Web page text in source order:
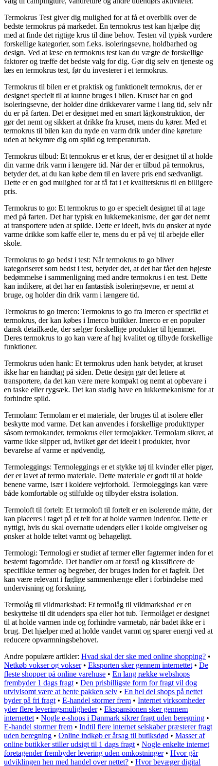
Termokrus Test giver dig mulighed for at få et overblik over de
bedste termokrus på markedet. En termokrus test kan hjælpe dig
med at finde det rigtige krus til dine behov. Testen vil typisk vurdere
forskellige kategorier, som f.eks. isoleringsevne, holdbarhed og
design. Ved at læse en termokrus test kan du vægte de forskellige
faktorer og træffe det bedste valg for dig. Gør dig selv en tjeneste og
læs en termokrus test, før du investerer i et termokrus.
Termokrus til bilen er et praktisk og funktionelt termokrus, der er
designet specielt til at kunne bruges i bilen. Kruset har en god
isoleringsevne, der holder dine drikkevarer varme i lang tid, selv når
du er på farten. Det er designet med en smart lågkonstruktion, der
gør det nemt og sikkert at drikke fra kruset, mens du kører. Med et
termokrus til bilen kan du nyde en varm drik under dine køreture
uden at bekymre dig om spild og temperaturtab.
Termokrus tilbud: Et termokrus er et krus, der er designet til at holde
din varme drik varm i længere tid. Når der er tilbud på termokrus,
betyder det, at du kan købe dem til en lavere pris end sædvanligt.
Dette er en god mulighed for at få fat i et kvalitetskrus til en billigere
pris.
Termokrus to go: Et termokrus to go er specielt designet til at tage
med på farten. Det har typisk en lukkemekanisme, der gør det nemt
at transportere uden at spilde. Dette er ideelt, hvis du ønsker at nyde
varme drikke som kaffe eller te, mens du er på vej til arbejde eller
skole.
Termokrus to go bedst i test: Når termokrus to go bliver
kategoriseret som bedst i test, betyder det, at det har fået den højeste
bedømmelse i sammenligning med andre termokrus i en test. Dette
kan indikere, at det har en fantastisk isoleringsevne, er nemt at
bruge, og holder din drik varm i længere tid.
Termokrus to go imerco: Termokrus to go fra Imerco er specifikt et
termokrus, der kan købes i Imerco butikker. Imerco er en populær
dansk detailkæde, der sælger forskellige produkter til hjemmet.
Deres termokrus to go kan være af høj kvalitet og tilbyde forskellige
funktioner.
Termokrus uden hank: Et termokrus uden hank betyder, at kruset
ikke har en håndtag på siden. Dette design gør det lettere at
transportere, da det kan være mere kompakt og nemt at opbevare i
en taske eller rygsæk. Det kan stadig have en lukkemekanisme for at
forhindre spild.
Termolam: Termolam er et materiale, der bruges til at isolere eller
beskytte mod varme. Det kan anvendes i forskellige produkttyper
såsom termokander, termokrus eller termojakker. Termolam sikrer, at
varme ikke slipper ud, hvilket gør det ideelt i produkter, hvor
bevarelse af varme er nødvendig.
Termoleggings: Termoleggings er et stykke tøj til kvinder eller piger,
der er lavet af termo materiale. Dette materiale er godt til at holde
benene varme, især i koldere vejrforhold. Termoleggings kan være
både komfortable og stilfulde og tilbyder ekstra isolation.
Termoloft til fortelt: Et termoloft til fortelt er en isolerende måtte, der
kan placeres i taget på et telt for at holde varmen indenfor. Dette er
nyttigt, hvis du skal overnatte udendørs eller i kolde omgivelser og
ønsker at holde teltet varmt og behageligt.
Termologi: Termologi er studiet af termer eller fagtermer inden for et
bestemt fagområde. Det handler om at forstå og klassificere de
specifikke termer og begreber, der bruges inden for et fagfelt. Det
kan være relevant i faglige sammenhænge eller i forbindelse med
undervisning og forskning.
Termolåg til vildmarksbad: Et termolåg til vildmarksbad er en
beskyttelse til dit udendørs spa eller hot tub. Termolåget er designet
til at holde varmen inde og forhindre varmetab, når badet ikke er i
brug. Det hjælper med at holde vandet varmt og sparer energi ved at
reducere opvarmningsbehovet.
Andre populære artikler: Hvad skal der ske med online shopping? •
Netkøb vokser og vokser• Eksporten sker gennem internettet • De
fleste shopper på online varehuse • En lang række webshops
frembyder 1 dags fragt • Den prisbilligste form for fragt vil dog
utvivlsomt være at hente pakken selv • En hel del shops på nettet
byder på fri fragt • E-handel stormer frem • Internet virksomheder
yder flere leveringsmuligheder• Ekspansionen sker gennem
internettet • Nogle e-shops i Danmark sikrer fragt uden beregning •
E-handel stormer frem • Indtil flere internet selskaber præsterer fragt
uden beregning • Online indkøb er årsag til butiksdød • Masser af
online butikker stiller udsigt til 1 dags fragt • Nogle enkelte internet
foretagender frembyder levering uden omkostninger• Hvor går
udviklingen hen med handel over nettet? • Hvor bevæger digital